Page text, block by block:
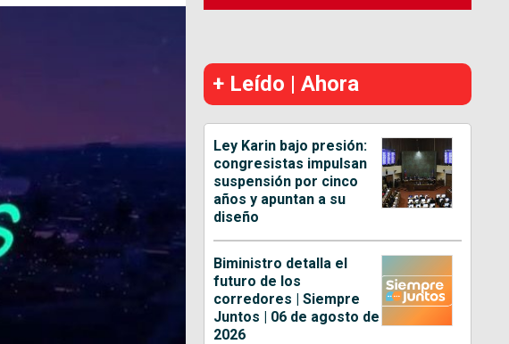
+ Leído | Ahora
Ley Karin bajo presión:
congresistas impulsan
suspensión por cinco
años y apuntan a su
diseño
Biministro detalla el
futuro de los
corredores | Siempre
Juntos | 06 de agosto de
2026